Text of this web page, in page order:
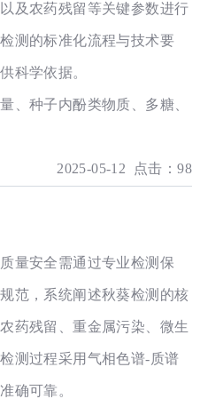
及农药残留等关键参数进行
测的标准化流程与技术要
科学依据。
、种子内酚类物质、多糖、
2025-05-12 点击：98
量安全需通过专业检测保
范，系统阐述秋葵检测的核
药残留、重金属污染、微生
测过程采用气相色谱-质谱
确可靠。